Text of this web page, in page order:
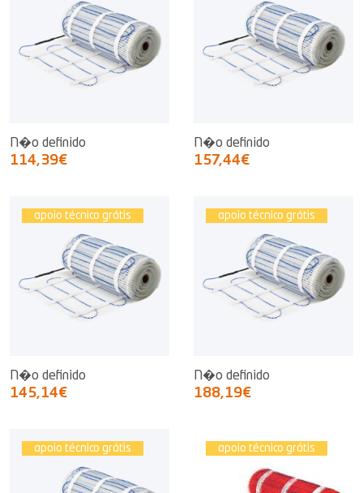
N�o definido
114,39€
N�o definido
157,44€
apoio técnico grátis
N�o definido
145,14€
apoio técnico grátis
N�o definido
188,19€
apoio técnico grátis apoio técnico grátis